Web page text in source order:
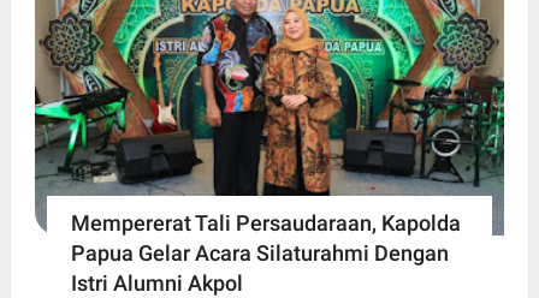
Mempererat Tali Persaudaraan, Kapolda
Papua Gelar Acara Silaturahmi Dengan
Istri Alumni Akpol